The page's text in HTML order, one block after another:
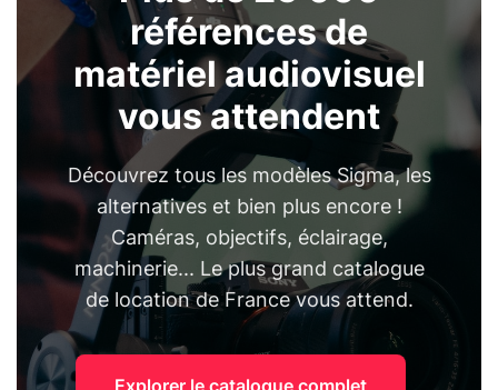
références de
matériel audiovisuel
vous attendent
Découvrez tous les modèles Sigma, les
alternatives et bien plus encore !
Caméras, objectifs, éclairage,
machinerie... Le plus grand catalogue
de location de France vous attend.